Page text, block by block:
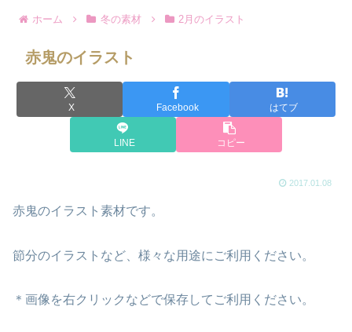
ホーム 冬の素材 2月のイラスト
赤鬼のイラスト
X Facebook はてブ
LINE コピー
2017.01.08
赤鬼のイラスト素材です。
節分のイラストなど、様々な用途にご利用ください。
＊画像を右クリックなどで保存してご利用ください。